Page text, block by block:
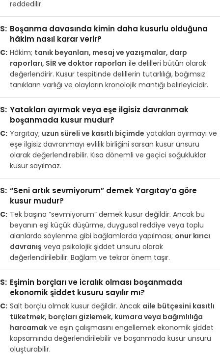
reddedilir.
Boşanma davasında kimin daha kusurlu olduğuna
hâkim nasıl karar verir?
Hâkim; tanık beyanları, mesaj ve yazışmalar, darp
raporları, SİR ve doktor raporları ile delilleri bütün olarak
değerlendirir. Kusur tespitinde delillerin tutarlılığı, bağımsız
tanıkların varlığı ve olayların kronolojik mantığı belirleyicidir.
Yatakları ayırmak veya eşe ilgisiz davranmak
boşanmada kusur mudur?
Yargıtay; uzun süreli ve kasıtlı biçimde yatakları ayırmayı ve
eşe ilgisiz davranmayı evlilik birliğini sarsan kusur unsuru
olarak değerlendirebilir. Kısa dönemli ve geçici soğukluklar
kusur sayılmaz.
“Seni artık sevmiyorum” demek Yargıtay’a göre
kusur mudur?
Tek başına “sevmiyorum” demek kusur değildir. Ancak bu
beyanın eşi küçük düşürme, duygusal reddiye veya toplu
alanlarda söylenme gibi bağlamlarda yapılması; onur kırıcı
davranış veya psikolojik şiddet unsuru olarak
değerlendirilebilir. Bağlam ve tekrar önem taşır.
Eşimin borçları ve icralık olması boşanmada
ekonomik şiddet kusuru sayılır mı?
Salt borçlu olmak kusur değildir. Ancak aile bütçesini kasıtlı
tüketmek, borçları gizlemek, kumara veya bağımlılığa
harcamak ve eşin çalışmasını engellemek ekonomik şiddet
kapsamında değerlendirilebilir ve boşanmada kusur unsuru
oluşturabilir.